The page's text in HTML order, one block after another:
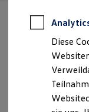
Verantwortlich für
Johann Rothermel
Impressum &
Diese